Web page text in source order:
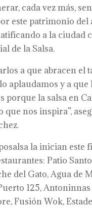
cada vez más,
este patrimonio del
a la ciudad
de la Salsa.
a que abracen el
aplaudamos y a que
porque la salsa en
que nos inspira”,
la inician este
Patio
del Gato, Agua de
125, Antoninnas
Fusión Wok,